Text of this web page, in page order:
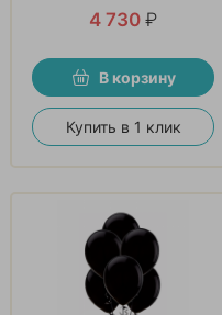
4 730 ₽
В корзину
Купить в 1 клик